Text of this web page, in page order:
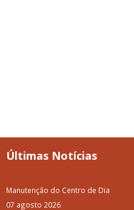
Últimas Notícias
Manutenção do Centro de Dia
07 agosto 2026